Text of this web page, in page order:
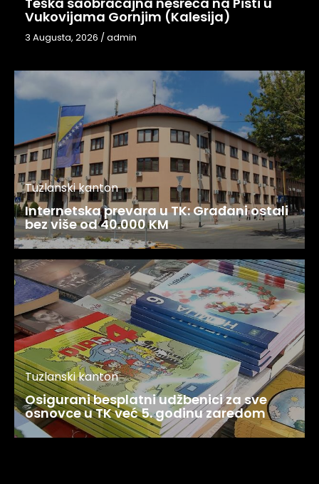
Vukovijama Gornjim (Kalesija)
3 Augusta, 2026 / admin
Tuzlanski kanton
Internetska prevara u TK: Građani ostali
bez više od 40.000 KM
Tuzlanski kanton
Osigurani besplatni udžbenici za sve
osnovce u TK već 5. godinu zaredom